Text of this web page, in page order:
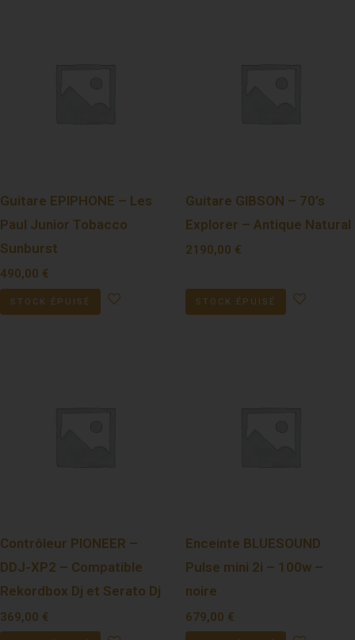
Guitare EPIPHONE – Les
Paul Junior Tobacco
Sunburst
490,00 €
STOCK ÉPUISÉ
Guitare GIBSON – 70’s
Explorer – Antique Natural
2190,00 €
STOCK ÉPUISÉ
Contrôleur PIONEER –
DDJ-XP2 – Compatible
Rekordbox Dj et Serato Dj
369,00 €
Enceinte BLUESOUND
Pulse mini 2i – 100w –
noire
679,00 €